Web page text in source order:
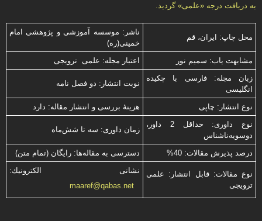
به دریافت درجه «علمى» گردید.
محل چاپ: ایران، قم
ناشر: موسسه آموزشی و پژوهشی امام
خمینی(ره)
مشابهت ياب: سميم نور
اعتبار مجله: علمی ترویجی
زبان مجله: فارسی با چكیده
انگلیسی
نوبت انتشار: دو فصل نامه
نوع انتشار: چاپی
هزینۀ بررسی و انتشار مقاله: دارد
نوع داوری: حداقل 2 داور،
دوسویه‌ناشناس
زمان داوری: سه تا شش‌ماه
درصد پذیرش مقالات: 40% دسترسی به مقاله‌ها: رایگان (تمام متن)
نوع مقالات: قابل انتشار: علمی
ترویجی
نشانی الكترونیك:
maaref@qabas.net